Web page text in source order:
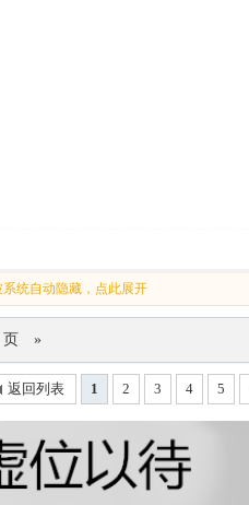
统自动隐藏，点此展开
页 »
1 2 3 4 5
返回列表